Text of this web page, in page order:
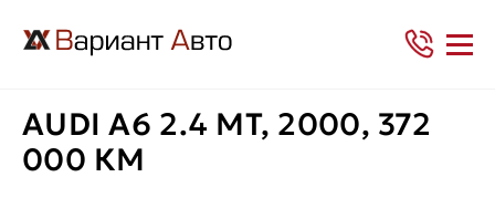
AUDI A6 2.4 MT, 2000, 372
000 КМ